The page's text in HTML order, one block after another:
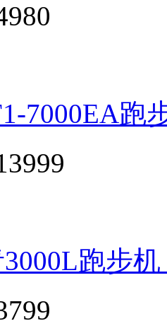
7000EA跑
跑步